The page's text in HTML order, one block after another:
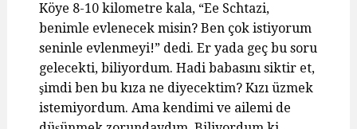
Köye 8-10 kilometre kala, “Ee Schtazi,
benimle evlenecek misin? Ben çok istiyorum
seninle evlenmeyi!” dedi. Er yada geç bu soru
gelecekti, biliyordum. Hadi babasını siktir et,
şimdi ben bu kıza ne diyecektim? Kızı üzmek
istemiyordum. Ama kendimi ve ailemi de